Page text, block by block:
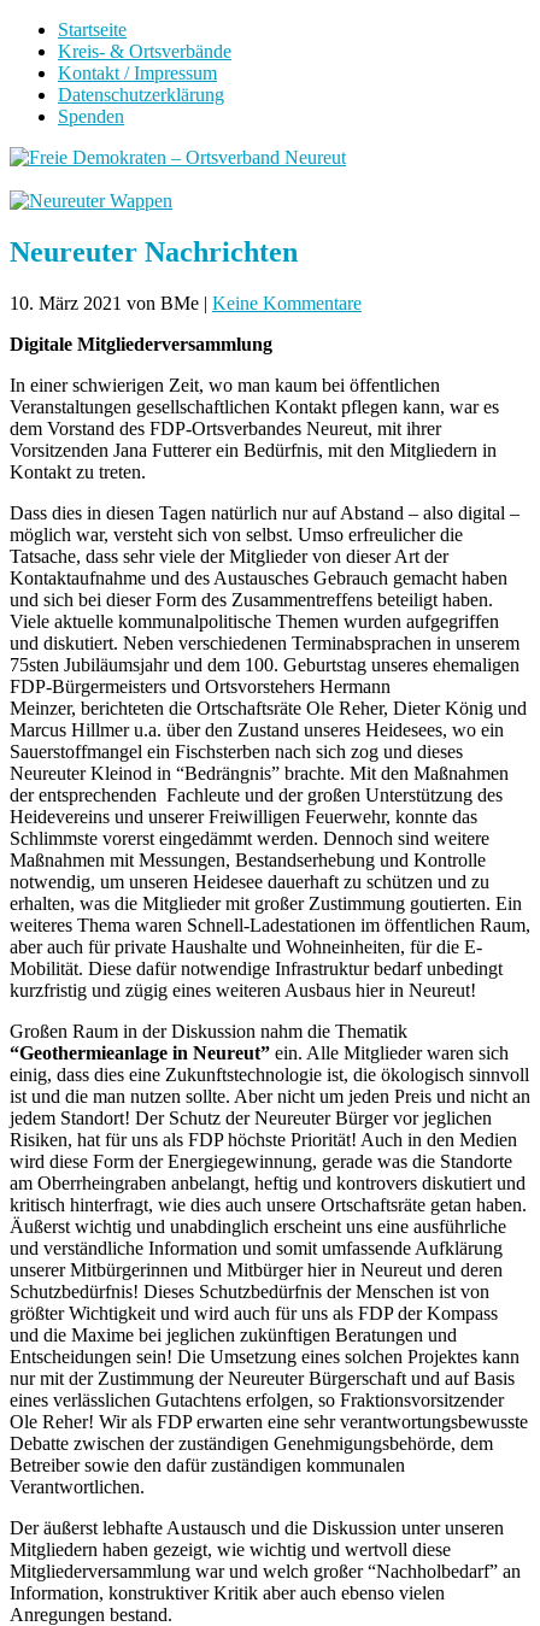
Startseite
Kreis- & Ortsverbände
Kontakt / Impressum
Datenschutzerklärung
Spenden
Neureuter Nachrichten
10. März 2021 von BMe | Keine Kommentare
Digitale Mitgliederversammlung
In einer schwierigen Zeit, wo man kaum bei öffentlichen
Veranstaltungen gesellschaftlichen Kontakt pflegen kann, war es
dem Vorstand des FDP-Ortsverbandes Neureut, mit ihrer
Vorsitzenden Jana Futterer ein Bedürfnis, mit den Mitgliedern in
Kontakt zu treten.
Dass dies in diesen Tagen natürlich nur auf Abstand – also digital –
möglich war, versteht sich von selbst. Umso erfreulicher die
Tatsache, dass sehr viele der Mitglieder von dieser Art der
Kontaktaufnahme und des Austausches Gebrauch gemacht haben
und sich bei dieser Form des Zusammentreffens beteiligt haben.
Viele aktuelle kommunalpolitische Themen wurden aufgegriffen
und diskutiert. Neben verschiedenen Terminabsprachen in unserem
75sten Jubiläumsjahr und dem 100. Geburtstag unseres ehemaligen
FDP-Bürgermeisters und Ortsvorstehers Hermann
Meinzer, berichteten die Ortschaftsräte Ole Reher, Dieter König und
Marcus Hillmer u.a. über den Zustand unseres Heidesees, wo ein
Sauerstoffmangel ein Fischsterben nach sich zog und dieses
Neureuter Kleinod in “Bedrängnis” brachte. Mit den Maßnahmen
der entsprechenden Fachleute und der großen Unterstützung des
Heidevereins und unserer Freiwilligen Feuerwehr, konnte das
Schlimmste vorerst eingedämmt werden. Dennoch sind weitere
Maßnahmen mit Messungen, Bestandserhebung und Kontrolle
notwendig, um unseren Heidesee dauerhaft zu schützen und zu
erhalten, was die Mitglieder mit großer Zustimmung goutierten. Ein
weiteres Thema waren Schnell-Ladestationen im öffentlichen Raum,
aber auch für private Haushalte und Wohneinheiten, für die E-
Mobilität. Diese dafür notwendige Infrastruktur bedarf unbedingt
kurzfristig und zügig eines weiteren Ausbaus hier in Neureut!
Großen Raum in der Diskussion nahm die Thematik
“Geothermieanlage in Neureut” ein. Alle Mitglieder waren sich
einig, dass dies eine Zukunftstechnologie ist, die ökologisch sinnvoll
ist und die man nutzen sollte. Aber nicht um jeden Preis und nicht an
jedem Standort! Der Schutz der Neureuter Bürger vor jeglichen
Risiken, hat für uns als FDP höchste Priorität! Auch in den Medien
wird diese Form der Energiegewinnung, gerade was die Standorte
am Oberrheingraben anbelangt, heftig und kontrovers diskutiert und
kritisch hinterfragt, wie dies auch unsere Ortschaftsräte getan haben.
Äußerst wichtig und unabdinglich erscheint uns eine ausführliche
und verständliche Information und somit umfassende Aufklärung
unserer Mitbürgerinnen und Mitbürger hier in Neureut und deren
Schutzbedürfnis! Dieses Schutzbedürfnis der Menschen ist von
größter Wichtigkeit und wird auch für uns als FDP der Kompass
und die Maxime bei jeglichen zukünftigen Beratungen und
Entscheidungen sein! Die Umsetzung eines solchen Projektes kann
nur mit der Zustimmung der Neureuter Bürgerschaft und auf Basis
eines verlässlichen Gutachtens erfolgen, so Fraktionsvorsitzender
Ole Reher! Wir als FDP erwarten eine sehr verantwortungsbewusste
Debatte zwischen der zuständigen Genehmigungsbehörde, dem
Betreiber sowie den dafür zuständigen kommunalen
Verantwortlichen.
Der äußerst lebhafte Austausch und die Diskussion unter unseren
Mitgliedern haben gezeigt, wie wichtig und wertvoll diese
Mitgliederversammlung war und welch großer “Nachholbedarf” an
Information, konstruktiver Kritik aber auch ebenso vielen
Anregungen bestand.